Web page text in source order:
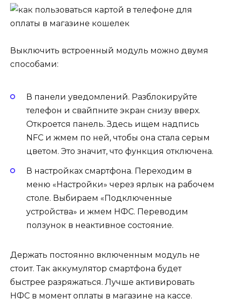
Выключить встроенный модуль можно двумя
способами:
В панели уведомлений. Разблокируйте
телефон и свайпните экран снизу вверх.
Откроется панель. Здесь ищем надпись
NFC и жмем по ней, чтобы она стала серым
цветом. Это значит, что функция отключена.
В настройках смартфона. Переходим в
меню «Настройки» через ярлык на рабочем
столе. Выбираем «Подключенные
устройства» и жмем НФС. Переводим
ползунок в неактивное состояние.
Держать постоянно включенным модуль не
стоит. Так аккумулятор смартфона будет
быстрее разряжаться. Лучше активировать
НФС в момент оплаты в магазине на кассе.